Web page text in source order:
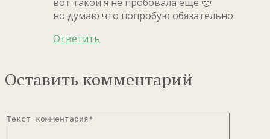
но думаю что попробую обязательно
Ответить
Оставить комментарий